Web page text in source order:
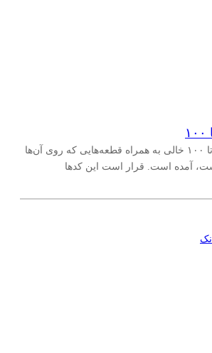
در این منبع، جدول ۱ تا ۱۰۰ خالی به همراه قطعه‌هایی که روی آن‌ها
آمده است. قرار است این کدها